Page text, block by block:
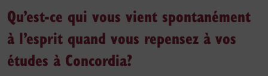
Qu’est-ce qui vous vient spontanément
à l’esprit quand vous repensez à vos
études à Concordia?